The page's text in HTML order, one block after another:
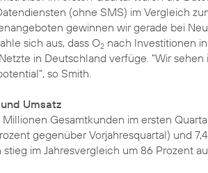
(ohne SMS) im Vergleich
gewinnen wir gerade bei
sich aus, dass O2 nach Investitionen
in Deutschland verfüge. "Wir
so Smith.
Umsatz
Millionen Gesamtkunden im ersten
gegenüber Vorjahresquartal) und
stieg im Jahresvergleich um 86 Prozent